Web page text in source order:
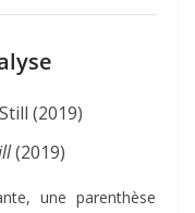
(2019)
une parenthèse